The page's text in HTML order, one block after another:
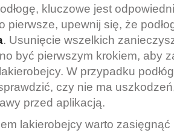
kluczowe jest
pierwsze, upewnij się, że
. Usunięcie wszelkich
być pierwszym krokiem, aby
W przypadku
czy nie ma
przed aplikacją.
lakierobejcy warto